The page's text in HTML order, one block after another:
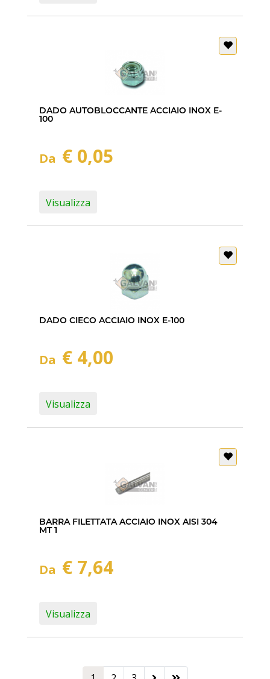
DADO AUTOBLOCCANTE ACCIAIO INOX E-
100
Da € 0,05
Visualizza
DADO CIECO ACCIAIO INOX E-100
Da € 4,00
Visualizza
BARRA FILETTATA ACCIAIO INOX AISI 304
MT 1
Da € 7,64
Visualizza